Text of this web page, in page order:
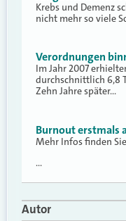
Krebs und Demenz
nicht mehr so viele
Verordnungen
Im Jahr 2007
durchschnittlich 6,8
Zehn Jahre später…
Burnout erstmals
Mehr Infos finden
…
Autor